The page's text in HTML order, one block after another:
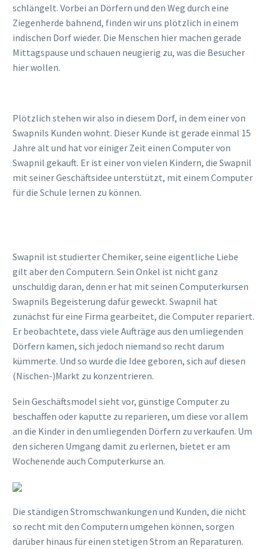
schlängelt. Vorbei an Dörfern und den Weg durch eine
Ziegenherde bahnend, finden wir uns plötzlich in einem
indischen Dorf wieder. Die Menschen hier machen gerade
Mittagspause und schauen neugierig zu, was die Besucher
hier wollen.
Plötzlich stehen wir also in diesem Dorf, in dem einer von
Swapnils Kunden wohnt. Dieser Kunde ist gerade einmal 15
Jahre alt und hat vor einiger Zeit einen Computer von
Swapnil gekauft. Er ist einer von vielen Kindern, die Swapnil
mit seiner Geschäftsidee unterstützt, mit einem Computer
für die Schule lernen zu können.
Swapnil ist studierter Chemiker, seine eigentliche Liebe
gilt aber den Computern. Sein Onkel ist nicht ganz
unschuldig daran, denn er hat mit seinen Computerkursen
Swapnils Begeisterung dafür geweckt. Swapnil hat
zunächst für eine Firma gearbeitet, die Computer repariert.
Er beobachtete, dass viele Aufträge aus den umliegenden
Dörfern kamen, sich jedoch niemand so recht darum
kümmerte. Und so wurde die Idee geboren, sich auf diesen
(Nischen-)Markt zu konzentrieren.
Sein Geschäftsmodel sieht vor, günstige Computer zu
beschaffen oder kaputte zu reparieren, um diese vor allem
an die Kinder in den umliegenden Dörfern zu verkaufen. Um
den sicheren Umgang damit zu erlernen, bietet er am
Wochenende auch Computerkurse an.
Die ständigen Stromschwankungen und Kunden, die nicht
so recht mit den Computern umgehen können, sorgen
darüber hinaus für einen stetigen Strom an Reparaturen.